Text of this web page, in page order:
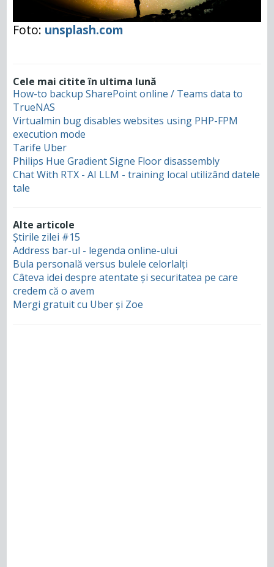
Foto: unsplash.com
Cele mai citite în ultima lună
How-to backup SharePoint online / Teams data to
TrueNAS
Virtualmin bug disables websites using PHP-FPM
execution mode
Tarife Uber
Philips Hue Gradient Signe Floor disassembly
Chat With RTX - AI LLM - training local utilizând datele
tale
Alte articole
Știrile zilei #15
Address bar-ul - legenda online-ului
Bula personală versus bulele celorlalți
Câteva idei despre atentate și securitatea pe care
credem că o avem
Mergi gratuit cu Uber și Zoe